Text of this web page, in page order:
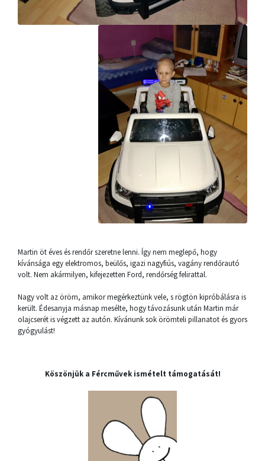
Martin öt éves és rendőr szeretne lenni. Így nem meglepő, hogy
kívánsága egy elektromos, beülős, igazi nagyfiús, vagány rendőrautó
volt. Nem akármilyen, kifejezetten Ford, rendőrség felirattal.
Nagy volt az öröm, amikor megérkeztünk vele, s rögtön kipróbálásra is
került. Édesanyja másnap mesélte, hogy távozásunk után Martin már
olajcserét is végzett az autón. Kívánunk sok örömteli pillanatot és gyors
gyógyulást!
Köszönjük a Fércművek ismételt támogatását!